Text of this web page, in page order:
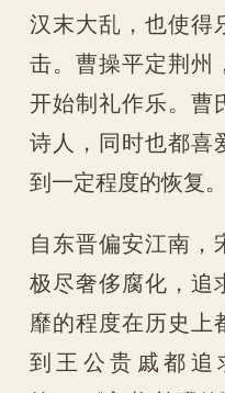
汉末大乱，也使得
击。曹操平定荆州
开始制礼作乐。曹
诗人，同时也都喜
到一定程度的恢复。
自东晋偏安江南
极尽奢侈腐化，追
靡的程度在历史上
到王公贵戚都追